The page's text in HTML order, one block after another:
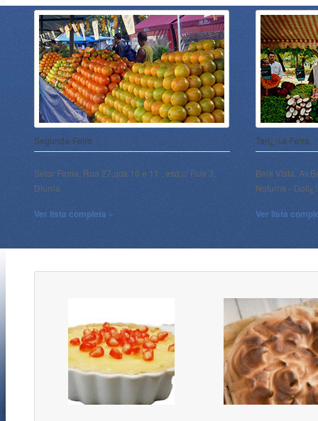
Segunda-Feira
Setor Fama, Rua 27,qds.10 e 11 , esq.c/ Rua 3,
Diurna
Ver lista completa »
Terï¿½a-Feira
Bela Vista,
Noturna -
Ver lista